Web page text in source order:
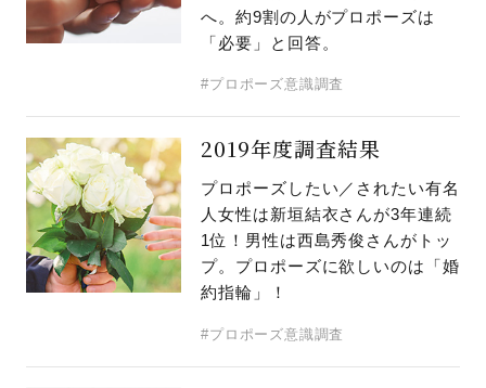
へ。約9割の人がプロポーズは
「必要」と回答。
#プロポーズ意識調査
2019年度調査結果
プロポーズしたい／されたい有名
人女性は新垣結衣さんが3年連続
1位！男性は西島秀俊さんがトッ
プ。プロポーズに欲しいのは「婚
約指輪」！
#プロポーズ意識調査